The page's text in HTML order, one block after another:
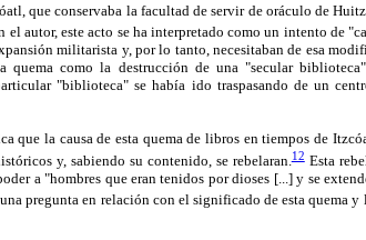
que conservaba la facultad de servir de oráculo de
el autor, este acto se ha interpretado como un intento de
militarista y, por lo tanto, necesitaban de esa
quema como la destrucción de una "secular
"biblioteca" se había ido traspasando de un
que la causa de esta quema de libros en tiempos de
y, sabiendo su contenido, se rebelaran.12Esta
a "hombres que eran tenidos por dioses [...] y se
pregunta en relación con el significado de esta quema